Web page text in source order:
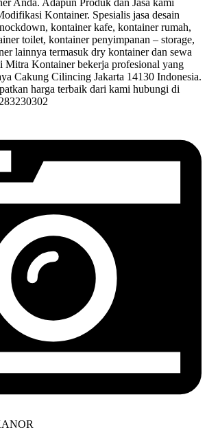
Anda. Adapun Produk dan Jasa kami
Kontainer. Spesialis jasa desain
kontainer kafe, kontainer rumah,
toilet, kontainer penyimpanan – storage,
lainnya termasuk dry kontainer dan sewa
Mitra Kontainer bekerja profesional yang
Cakung Cilincing Jakarta 14130 Indonesia.
harga terbaik dari kami hubungi di